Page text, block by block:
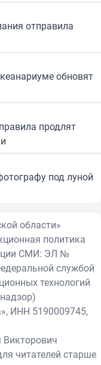
отправила
обновят
продлят
под луной
области»
политика
СМИ: ЭЛ №
службой
технологий
ИНН 5190009745,
читателей старше